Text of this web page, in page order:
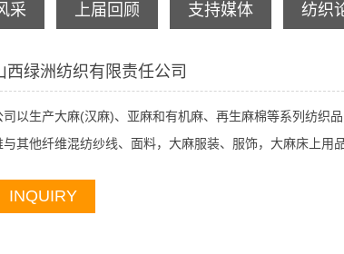
采 上届回顾 支持媒体 纺织
西绿洲纺织有限责任公司
司以生产大麻(汉麻)、亚麻和有机麻、再生麻棉等系列纺织
与其他纤维混纺纱线、面料，大麻服装、服饰，大麻床上用
INQUIRY